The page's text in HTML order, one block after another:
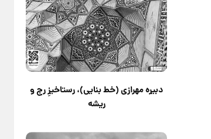
دبیره مهرازی (خط بنایی)، رستاخیزِ رج و
ریشه